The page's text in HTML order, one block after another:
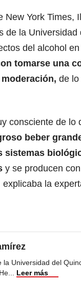
New York Times,
de la
del alcohol
tomarse una
de lo
consciente de lo
beber
sistemas
y se producen
la
la Universidad del
Leer más